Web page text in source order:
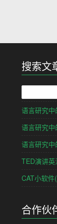
搜索文
语言研究
语言研究
语言研究
TED演讲
CAT小软
合作伙